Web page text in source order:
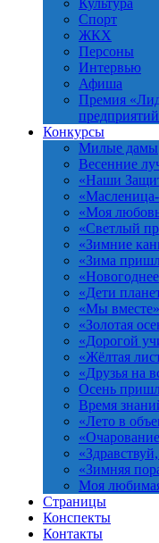
Культура
Спорт
ЖКХ
Персоны
Интервью
Афиша
Премия
Конкурсы
Милые дамы
Весенние
«Наши
«Моя
«Светлый
«Зимние
«Зима
«Дети
«Мы вместе»
«Золотая
«Дорогой
«Жёлтая
«Друзья на
Осень
Время
«Лето в
«Зимняя
Моя
Страницы
Конспекты
Контакты